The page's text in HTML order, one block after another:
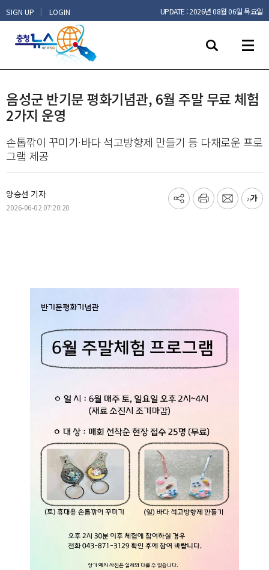
SIGN UP | LOGIN UPDATE : 2026년 08월 06일 목요일
음성군 반기문 평화기념관, 6월 주말 무료 체험
2가지 운영
손톱깎이 꾸미기·바다 석고방향제 만들기 등 다채로운 프로
그램 제공
양승선 기자
2026-06-02 07:20:20
기
프
메
글